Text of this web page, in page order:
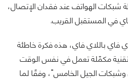
الهواتف عند فقدان الإتصال،
في المستقبل القريب.
فاي باللاي فاي، هذه فكرة خاطئة
مكمّلة تعمل في نفس الوقت
الجيل الخامس"، وفقًا لما